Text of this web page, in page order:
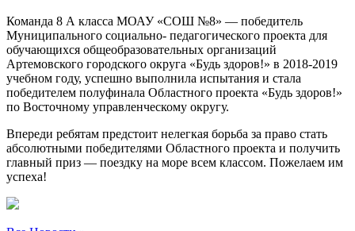
Команда 8 А класса МОАУ «СОШ №8» — победитель
Муниципального социально- педагогического проекта для
обучающихся общеобразовательных организаций
Артемовского городского округа «Будь здоров!» в 2018-2019
учебном году, успешно выполнила испытания и стала
победителем полуфинала Областного проекта «Будь здоров!»
по Восточному управленческому округу.
Впереди ребятам предстоит нелегкая борьба за право стать
абсолютными победителями Областного проекта и получить
главный приз — поездку на море всем классом. Пожелаем им
успеха!